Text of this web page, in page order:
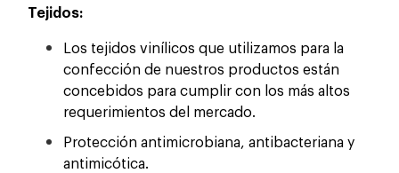
Tejidos:
Los tejidos vinílicos que utilizamos para la
confección de nuestros productos están
concebidos para cumplir con los más altos
requerimientos del mercado.
Protección antimicrobiana, antibacteriana y
antimicótica.